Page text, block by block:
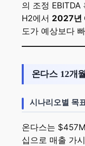
의 조정
H2에서 2027년
도가 예상보다
온다스 12개
시나리오별 목
온다스는
십으로 매출 가